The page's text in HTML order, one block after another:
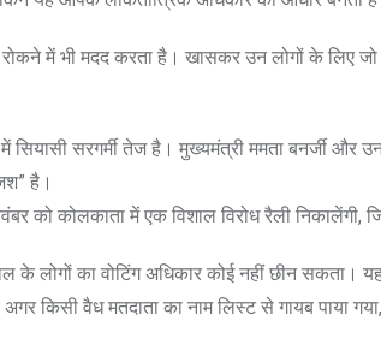
में भी मदद करता है। खासकर उन लोगों के लिए जो
सियासी सरगर्मी तेज है। मुख्यमंत्री ममता बनर्जी और
है।
को कोलकाता में एक विशाल विरोध रैली निकालेंगी,
के लोगों का वोटिंग अधिकार कोई नहीं छीन सकता।
अगर किसी वैध मतदाता का नाम लिस्ट से गायब पाया